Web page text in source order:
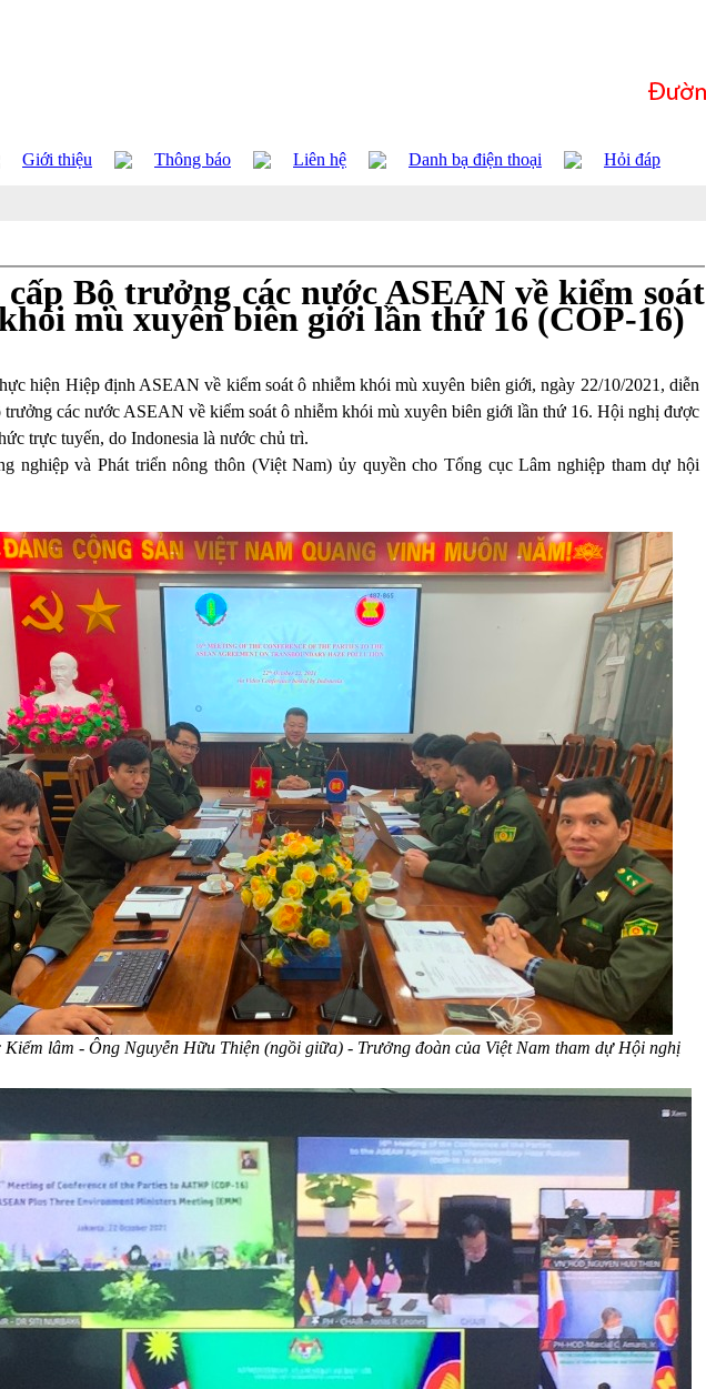
Giới thiệu Thông báo Liên hệ Danh bạ điện thoại Hỏi đáp
Bộ trưởng các nước ASEAN về kiểm soát
mù xuyên biên giới lần thứ 16 (COP-16)
hiện Hiệp định ASEAN về kiểm soát ô nhiễm khói mù xuyên biên giới, ngày 22/10/2021, diễn
các nước ASEAN về kiểm soát ô nhiễm khói mù xuyên biên giới lần thứ 16. Hội nghị được
trực tuyến, do Indonesia là nước chủ trì.
nghiệp và Phát triển nông thôn (Việt Nam) ủy quyền cho Tổng cục Lâm nghiệp tham dự hội
lâm - Ông Nguyễn Hữu Thiện (ngồi giữa) - Trưởng đoàn của Việt Nam tham dự Hội nghị